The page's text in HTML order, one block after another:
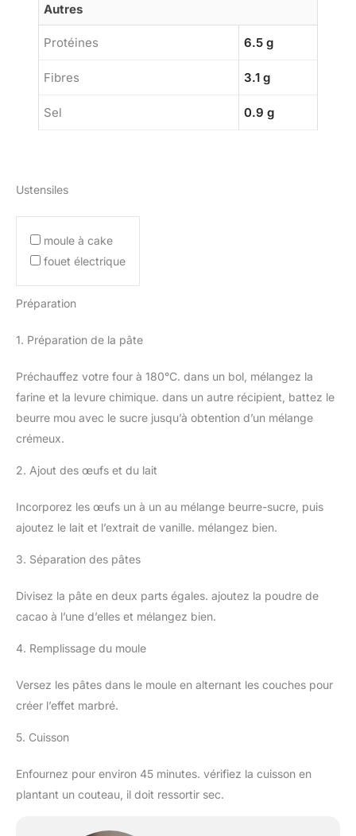
Autres
Protéines 6.5 g
Fibres 3.1 g
Sel 0.9 g
Ustensiles
moule à cake
fouet électrique
Préparation
1. Préparation de la pâte
Préchauffez votre four à 180°C. dans un bol, mélangez la
farine et la levure chimique. dans un autre récipient, battez le
beurre mou avec le sucre jusqu’à obtention d’un mélange
crémeux.
2. Ajout des œufs et du lait
Incorporez les œufs un à un au mélange beurre-sucre, puis
ajoutez le lait et l’extrait de vanille. mélangez bien.
3. Séparation des pâtes
Divisez la pâte en deux parts égales. ajoutez la poudre de
cacao à l’une d’elles et mélangez bien.
4. Remplissage du moule
Versez les pâtes dans le moule en alternant les couches pour
créer l’effet marbré.
5. Cuisson
Enfournez pour environ 45 minutes. vérifiez la cuisson en
plantant un couteau, il doit ressortir sec.